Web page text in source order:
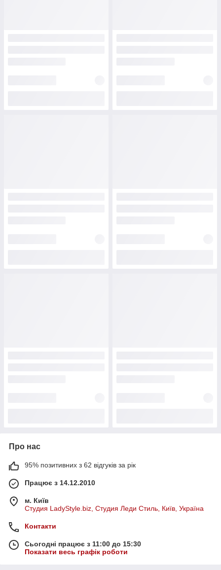
Про нас
95% позитивних з 62 відгуків за рік
Працює з 14.12.2010
м. Київ
Студия LadyStyle.biz, Студия Леди Стиль, Київ, Україна
Контакти
Сьогодні працює з 11:00 до 15:30
Показати весь графік роботи